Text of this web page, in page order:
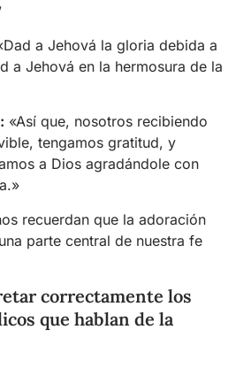
a Jehová la gloria debida a
a Jehová en la hermosura de la
: «Así que, nosotros recibiendo
tengamos gratitud, y
a Dios agradándole con
recuerdan que la adoración
parte central de nuestra fe
correctamente los
que hablan de la